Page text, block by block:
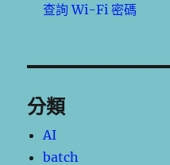
查詢 Wi-Fi 密碼
分類
AI
batch